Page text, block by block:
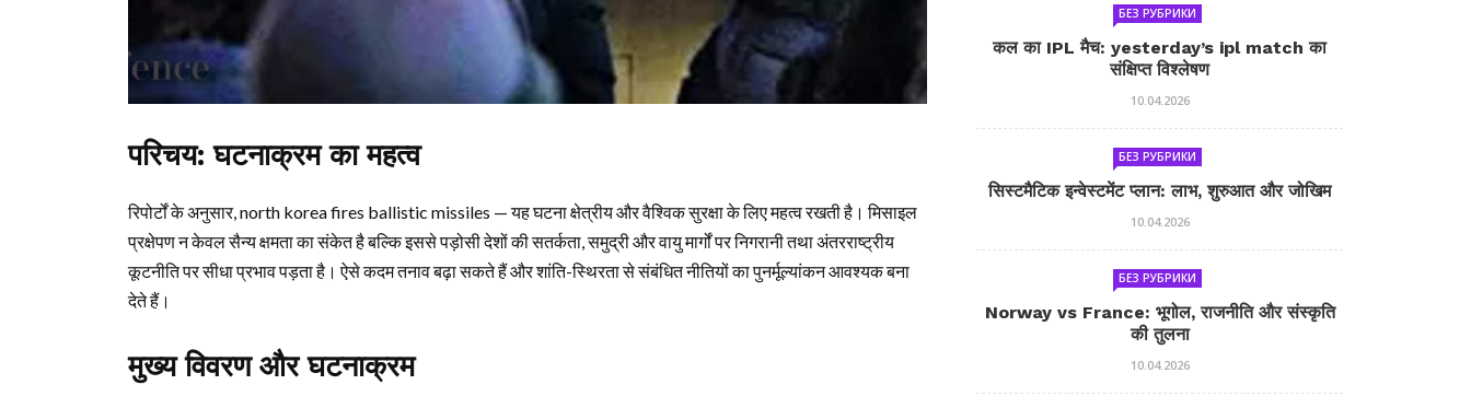
परिचय: घटनाक्रम का महत्व
रिपोर्टों के अनुसार, north korea fires ballistic missiles — यह घटना क्षेत्रीय और वैश्विक सुरक्षा के लिए महत्व रखती है। मिसाइल
प्रक्षेपण न केवल सैन्य क्षमता का संकेत है बल्कि इससे पड़ोसी देशों की सतर्कता, समुद्री और वायु मार्गों पर निगरानी तथा अंतरराष्ट्रीय
कूटनीति पर सीधा प्रभाव पड़ता है। ऐसे कदम तनाव बढ़ा सकते हैं और शांति-स्थिरता से संबंधित नीतियों का पुनर्मूल्यांकन आवश्यक बना
देते हैं।
मुख्य विवरण और घटनाक्रम
БЕЗ РУБРИКИ
कल का IPL मैच: yesterday’s ipl match का
संक्षिप्त विश्लेषण
10.04.2026
БЕЗ РУБРИКИ
सिस्टमैटिक इन्वेस्टमेंट प्लान: लाभ, शुरुआत और जोखिम
10.04.2026
БЕЗ РУБРИКИ
Norway vs France: भूगोल, राजनीति और संस्कृति
की तुलना
10.04.2026